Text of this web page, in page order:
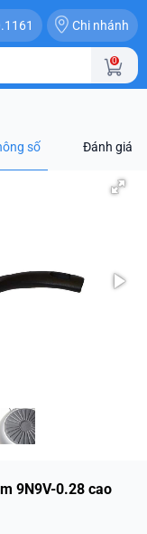
Chi nhánh
0
số Đánh giá
9N9V-0.28 cao